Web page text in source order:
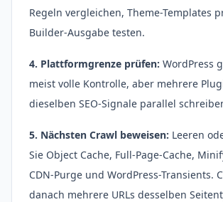
Regeln vergleichen, Theme-Templates
Builder-Ausgabe testen.
4. Plattformgrenze prüfen: WordPress
meist volle Kontrolle, aber mehrere
dieselben SEO-Signale parallel
5. Nächsten Crawl beweisen: Leeren
Sie Object Cache, Full-Page-Cache,
CDN-Purge und WordPress-Transients.
danach mehrere URLs desselben